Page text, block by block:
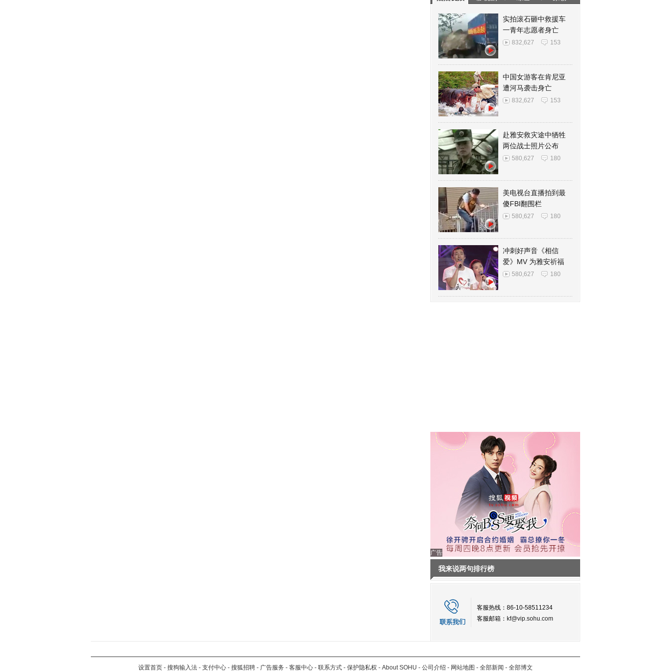
实拍滚石砸中救援车
一青年志愿者身亡
832,627 153
中国女游客在肯尼亚
遭河马袭击身亡
832,627 153
赴雅安救灾途中牺牲
两位战士照片公布
580,627 180
美电视台直播拍到最
傻FBI翻围栏
580,627 180
冲刺好声音《相信
爱》MV 为雅安祈福
580,627 180
广告
我来说两句排行榜
客服热线：86-10-58511234
客服邮箱： kf@vip.sohu.com
设置首页 - 搜狗输入法 - 支付中心 - 搜狐招聘 - 广告服务 - 客服中心 - 联系方式 - 保护隐私权 - About SOHU - 公司介绍 - 网站地图 - 全部新闻 - 全部博文